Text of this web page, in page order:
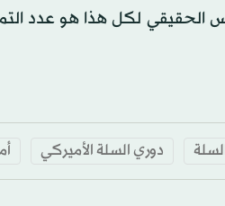
الحقيقي لكل هذا هو عدد
دوري السلة الأميركي